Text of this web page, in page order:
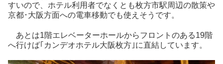
すいので、ホテル利用者でなくとも枚方市駅周辺の散策や
京都･大阪方面への電車移動でも使えそうです。
あとは1階エレベーターホールからフロントのある19階
へ行けば｢カンデオホテル大阪枚方｣に直結しています。